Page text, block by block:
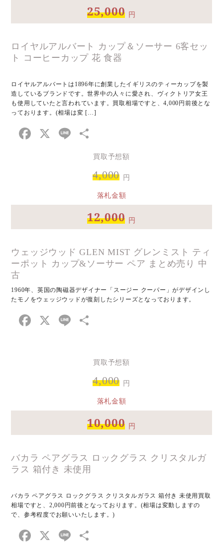
25,000 円
ロイヤルアルバート カップ＆ソーサー 6客セッ
ト コーヒーカップ 花 食器
ロイヤルアルバートは1896年に創業したイギリスのティーカップを製
造しているブランドです。世界中の人々に愛され、ヴィクトリア女王
も使用していたと言われています。買取相場ですと、4,000円前後とな
っております。(相場は変 […]
Facebook
X Line
有
買取予想額
4,000 円
落札金額
12,000 円
ウェッジウッド GLEN MIST グレンミスト ティ
ーポット カップ&ソーサー ペア まとめ売り 中
古
1960年、英国の陶磁器デザイナー「スージー クーパー」がデザインし
たモノをウェッジウッドが復刻したシリーズとなっております。
Facebook
X Line
買取予想額
4,000 円
落札金額
10,000 円
バカラ ペアグラス ロックグラス クリスタルガ
ラス 箱付き 未使用
バカラ ペアグラス ロックグラス クリスタルガラス 箱付き 未使用買取
相場ですと、2,000円前後となっております。(相場は変動しますの
で、参考程度でお願いいたします。)
Facebook
X Line